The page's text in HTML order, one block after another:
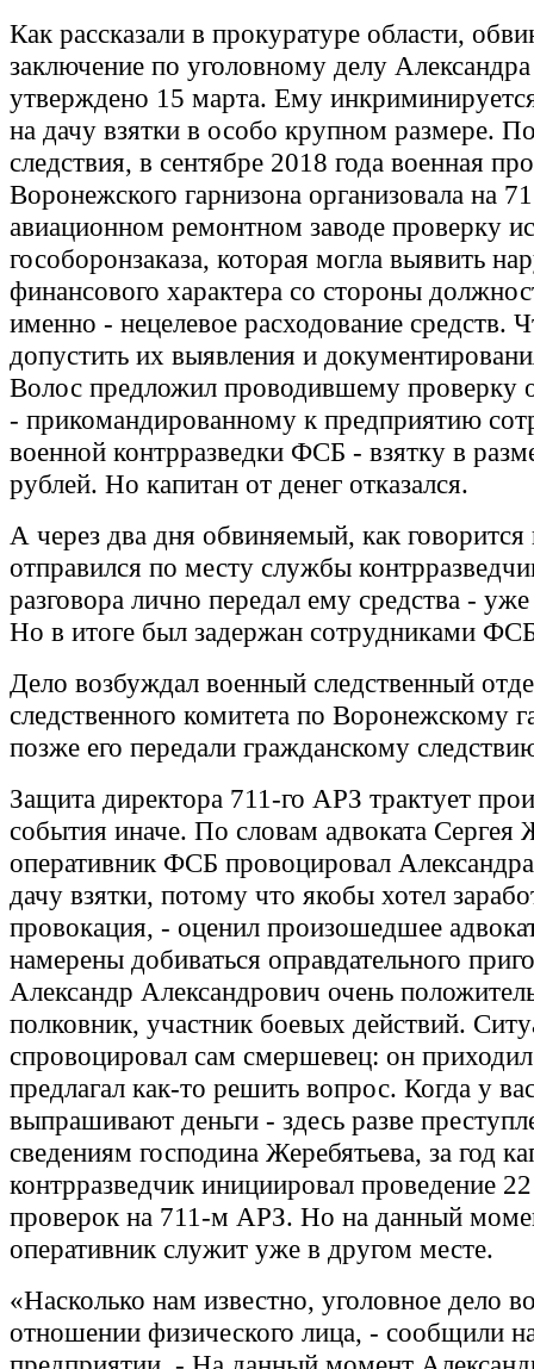
Как рассказали в прокуратуре области,
заключение по уголовному делу
утверждено 15 марта. Ему
на дачу взятки в особо крупном размере.
следствия, в сентябре 2018 года военная
Воронежского гарнизона организовала на
авиационном ремонтном заводе проверку
гособоронзаказа, которая могла выявить
финансового характера со стороны
именно - нецелевое расходование средств.
допустить их выявления и
Волос предложил проводившему проверку
- прикомандированному к предприятию
военной контрразведки ФСБ - взятку в
рублей. Но капитан от денег отказался.
А через два дня обвиняемый, как говорится
отправился по месту службы
разговора лично передал ему средства -
Но в итоге был задержан сотрудниками
Дело возбуждал военный следственный
следственного комитета по Воронежскому
позже его передали гражданскому
Защита директора 711-го АРЗ трактует
события иначе. По словам адвоката Сергея
оперативник ФСБ провоцировал
дачу взятки, потому что якобы хотел
провокация, - оценил произошедшее
намерены добиваться оправдательного
Александр Александрович очень
полковник, участник боевых действий.
спровоцировал сам смершевец: он
предлагал как-то решить вопрос. Когда у
выпрашивают деньги - здесь разве
сведениям господина Жеребятьева, за год
контрразведчик инициировал проведение
проверок на 711-м АРЗ. Но на данный
оперативник служит уже в другом месте.
«Насколько нам известно, уголовное дело
отношении физического лица, - сообщили